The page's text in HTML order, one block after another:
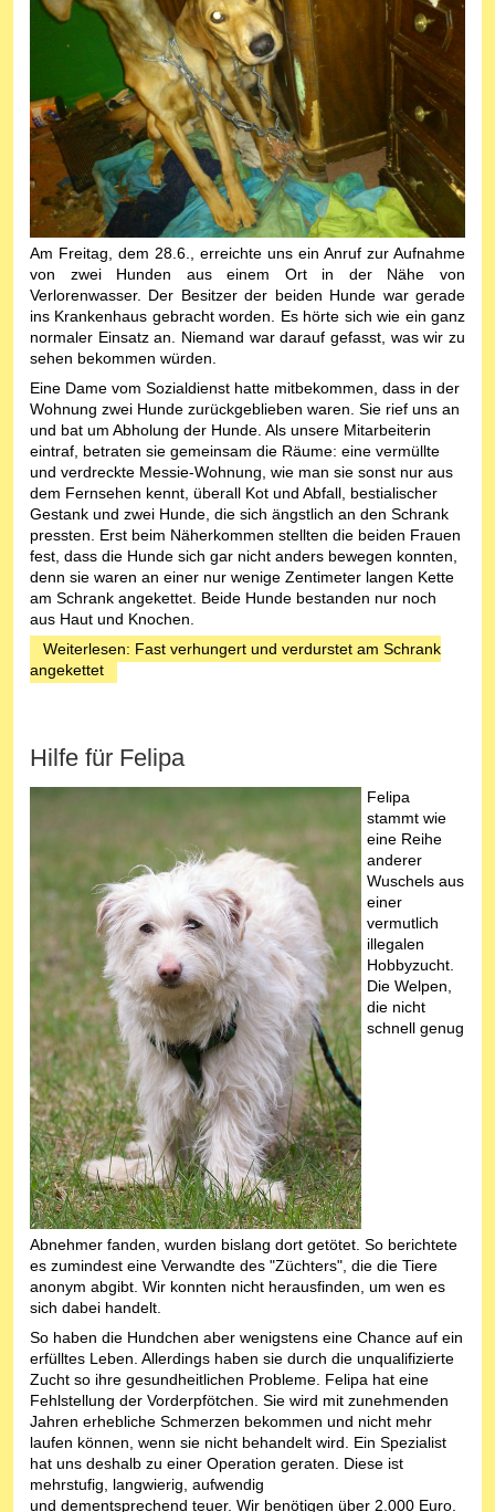
Am Freitag, dem 28.6., erreichte uns ein Anruf zur Aufnahme
von zwei Hunden aus einem Ort in der Nähe von
Verlorenwasser. Der Besitzer der beiden Hunde war gerade
ins Krankenhaus gebracht worden. Es hörte sich wie ein ganz
normaler Einsatz an. Niemand war darauf gefasst, was wir zu
sehen bekommen würden.
Eine Dame vom Sozialdienst hatte mitbekommen, dass in der
Wohnung zwei Hunde zurückgeblieben waren. Sie rief uns an
und bat um Abholung der Hunde. Als unsere Mitarbeiterin
eintraf, betraten sie gemeinsam die Räume: eine vermüllte
und verdreckte Messie-Wohnung, wie man sie sonst nur aus
dem Fernsehen kennt, überall Kot und Abfall, bestialischer
Gestank und zwei Hunde, die sich ängstlich an den Schrank
pressten. Erst beim Näherkommen stellten die beiden Frauen
fest, dass die Hunde sich gar nicht anders bewegen konnten,
denn sie waren an einer nur wenige Zentimeter langen Kette
am Schrank angekettet. Beide Hunde bestanden nur noch
aus Haut und Knochen.
Weiterlesen: Fast verhungert und verdurstet am Schrank
angekettet
Hilfe für Felipa
Felipa
stammt wie
eine Reihe
anderer
Wuschels aus
einer
vermutlich
illegalen
Hobbyzucht.
Die Welpen,
die nicht
schnell genug
Abnehmer fanden, wurden bislang dort getötet. So berichtete
es zumindest eine Verwandte des "Züchters", die die Tiere
anonym abgibt. Wir konnten nicht herausfinden, um wen es
sich dabei handelt.
So haben die Hundchen aber wenigstens eine Chance auf ein
erfülltes Leben. Allerdings haben sie durch die unqualifizierte
Zucht so ihre gesundheitlichen Probleme. Felipa hat eine
Fehlstellung der Vorderpfötchen. Sie wird mit zunehmenden
Jahren erhebliche Schmerzen bekommen und nicht mehr
laufen können, wenn sie nicht behandelt wird. Ein Spezialist
hat uns deshalb zu einer Operation geraten. Diese ist
mehrstufig, langwierig, aufwendig
und dementsprechend teuer. Wir benötigen über 2.000 Euro.